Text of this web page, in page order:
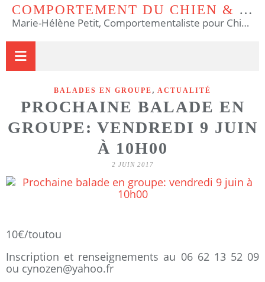
COMPORTEMENT DU CHIEN & DU CHAT
Marie-Hélène Petit, Comportementaliste pour Chiens et Chats & Educateur Canin.
BALADES EN GROUPE , ACTUALITÉ
PROCHAINE BALADE EN
GROUPE: VENDREDI 9 JUIN
À 10H00
2 JUIN 2017
10€/toutou
Inscription et renseignements au 06 62 13 52 09
ou cynozen@yahoo.fr